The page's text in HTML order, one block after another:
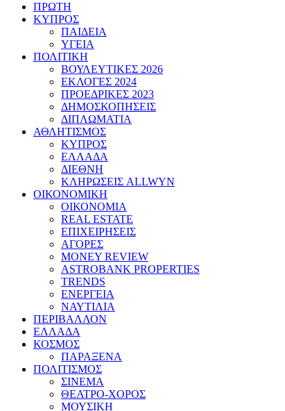
ΠΡΩΤΗ
ΚΥΠΡΟΣ
ΠΑΙΔΕΙΑ
ΥΓΕΙΑ
ΠΟΛΙΤΙΚΗ
ΒΟΥΛΕΥΤΙΚΕΣ 2026
ΕΚΛΟΓΕΣ 2024
ΠΡΟΕΔΡΙΚΕΣ 2023
ΔΗΜΟΣΚΟΠΗΣΕΙΣ
ΔΙΠΛΩΜΑΤΙΑ
ΑΘΛΗΤΙΣΜΟΣ
ΚΥΠΡΟΣ
ΕΛΛΑΔΑ
ΔΙΕΘΝΗ
ΚΛΗΡΩΣΕΙΣ ALLWYN
ΟΙΚΟΝΟΜΙΚΗ
ΟΙΚΟΝΟΜΙΑ
REAL ESTATE
ΕΠΙΧΕΙΡΗΣΕΙΣ
ΑΓΟΡΕΣ
MONEY REVIEW
ASTROBANK PROPERTIES
TRENDS
ΕΝΕΡΓΕΙΑ
ΝΑΥΤΙΛΙΑ
ΠΕΡΙΒΑΛΛΟΝ
ΕΛΛΑΔΑ
ΚΟΣΜΟΣ
ΠΑΡΑΞΕΝΑ
ΠΟΛΙΤΙΣΜΟΣ
ΣΙΝΕΜΑ
ΘΕΑΤΡΟ-ΧΟΡΟΣ
ΜΟΥΣΙΚΗ